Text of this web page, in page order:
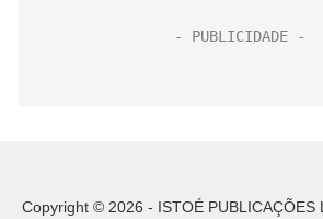
Copyright © 2026 - ISTOÉ PUBLICAÇÕES